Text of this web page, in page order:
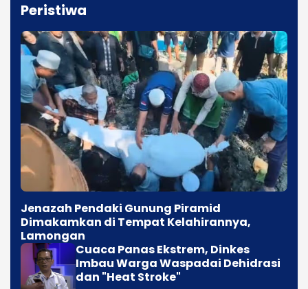
Peristiwa
Jenazah Pendaki Gunung Piramid
Dimakamkan di Tempat Kelahirannya,
Lamongan
Cuaca Panas Ekstrem, Dinkes
Imbau Warga Waspadai Dehidrasi
dan "Heat Stroke"